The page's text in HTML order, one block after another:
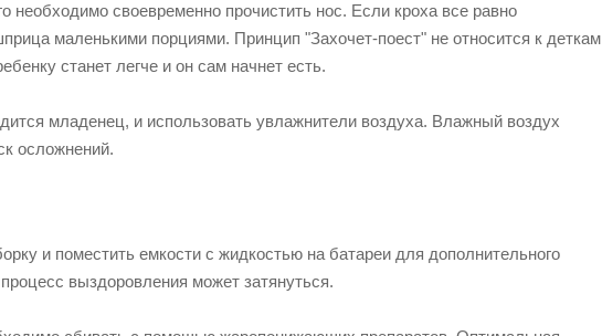
необходимо своевременно прочистить нос. Если кроха все равно
маленькими порциями. Принцип "Захочет-поест" не относится к деткам
станет легче и он сам начнет есть.
младенец, и использовать увлажнители воздуха. Влажный воздух
осложнений.
и поместить емкости с жидкостью на батареи для дополнительного
выздоровления может затянуться.